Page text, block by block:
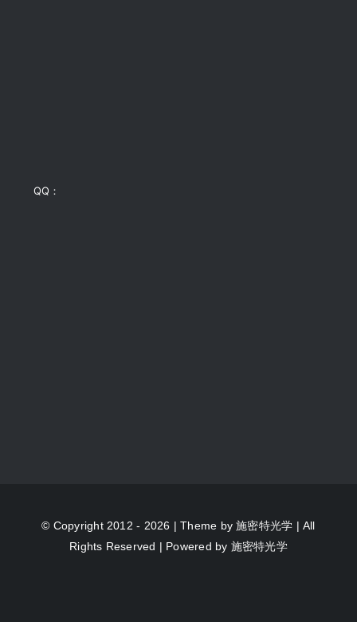
QQ：
© Copyright 2012 - 2026 | Theme by施密特光学 | All
Rights Reserved | Powered by 施密特光学